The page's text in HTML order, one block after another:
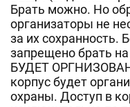
Брать можно. Но
организаторы не
за их сохранность.
запрещено брать
БУДЕТ
корпус будет
охраны. Доступ в